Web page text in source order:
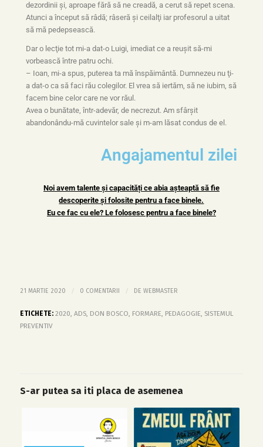
dezordinii şi, aproape fără să ne creadă, a cerut să repet scena.
Atunci a început să râdă; râseră şi ceilalţi iar profesorul a uitat
să mă pedepsească.
Dar o lecţie tot mi-a dat-o Luigi, imediat ce a reuşit să-mi
vorbească între patru ochi.
– Ioan, mi-a spus, puterea ta mă înspăimântă. Dumnezeu nu ţi-
a dat-o ca să faci rău colegilor. El vrea să iertăm, să ne iubim, să
facem bine celor care ne vor răul.
Avea o bunătate, într-adevăr, de necrezut. Am sfârşit
abandonându-mă cuvintelor sale şi m-am lăsat condus de el.
Angajamentul zilei
Noi avem talente și capacități ce abia așteaptă să fie
descoperite și folosite pentru a face binele.
Eu ce fac cu ele? Le folosesc pentru a face binele?
21 MARTIE 2020 / 0 COMENTARII / DE WEBMASTER
ETICHETE: 2020, ADS, DON BOSCO, FORMARE, PEDAGOGIE, SISTEMUL
PREVENTIV
S-ar putea sa iti placa de asemenea